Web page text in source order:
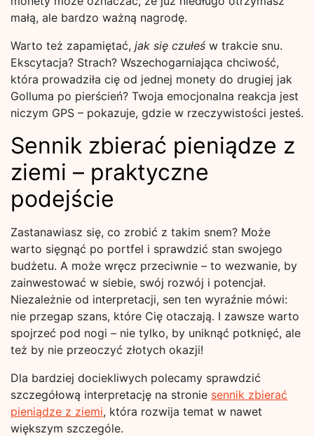
małą, ale bardzo ważną nagrodę.
Warto też zapamiętać, jak się czułeś w trakcie snu.
Ekscytacja? Strach? Wszechogarniająca chciwość,
która prowadziła cię od jednej monety do drugiej jak
Golluma po pierścień? Twoja emocjonalna reakcja jest
niczym GPS – pokazuje, gdzie w rzeczywistości jesteś.
Sennik zbierać pieniądze z
ziemi – praktyczne
podejście
Zastanawiasz się, co zrobić z takim snem? Może
warto sięgnąć po portfel i sprawdzić stan swojego
budżetu. A może wręcz przeciwnie – to wezwanie, by
zainwestować w siebie, swój rozwój i potencjał.
Niezależnie od interpretacji, sen ten wyraźnie mówi:
nie przegap szans, które Cię otaczają. I zawsze warto
spojrzeć pod nogi – nie tylko, by uniknąć potknięć, ale
też by nie przeoczyć złotych okazji!
Dla bardziej dociekliwych polecamy sprawdzić
szczegółową interpretację na stronie sennik zbierać
pieniądze z ziemi, która rozwija temat w nawet
większym szczególe.